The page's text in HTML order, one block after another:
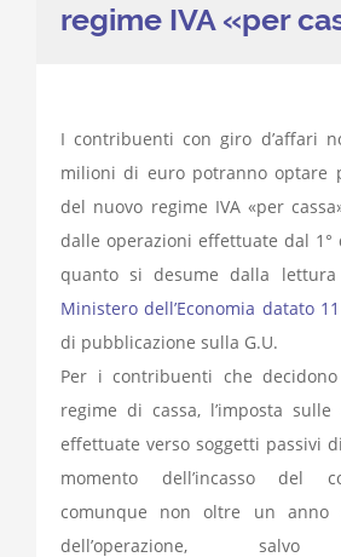
regime IVA «per
I contribuenti con giro d’affari
milioni di euro potranno optare
del nuovo regime IVA «per
dalle operazioni effettuate dal 1°
quanto si desume dalla
Ministero dell’Economia datato
di pubblicazione sulla G.U.
Per i contribuenti che
regime di cassa, l’imposta
effettuate verso soggetti passivi
momento dell’incasso del
comunque non oltre un anno
dell’operazione,